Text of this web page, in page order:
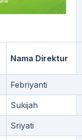
Nama Direktur
Febriyanti
Sukijah
Sriyati